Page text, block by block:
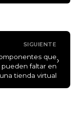
SIGUIENTE
que
pueden faltar en
una tienda virtual
›